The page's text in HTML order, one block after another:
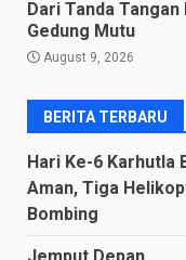
Dari Tanda
Gedung Mutu
August 9, 2026
BERITA TERBARU
Hari Ke-6 Karhutla
Aman, Tiga
Bombing